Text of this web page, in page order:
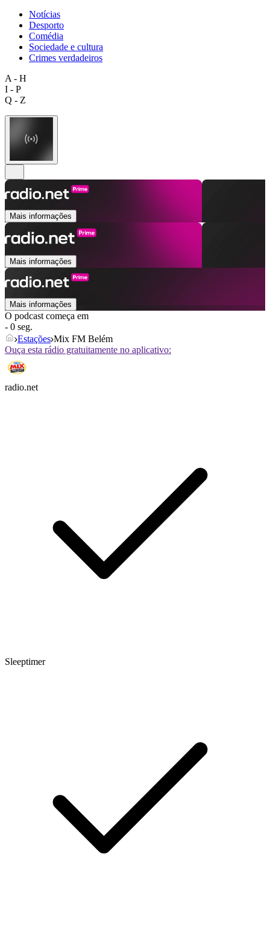
Notícias
Desporto
Comédia
Sociedade e cultura
Crimes verdadeiros
A - H
I - P
Q - Z
Mais informações
Mais informações
Mais informações
O podcast começa em
- 0 seg.
Estações Mix FM Belém
Ouça esta rádio gratuitamente no aplicativo:
radio.net
Sleeptimer